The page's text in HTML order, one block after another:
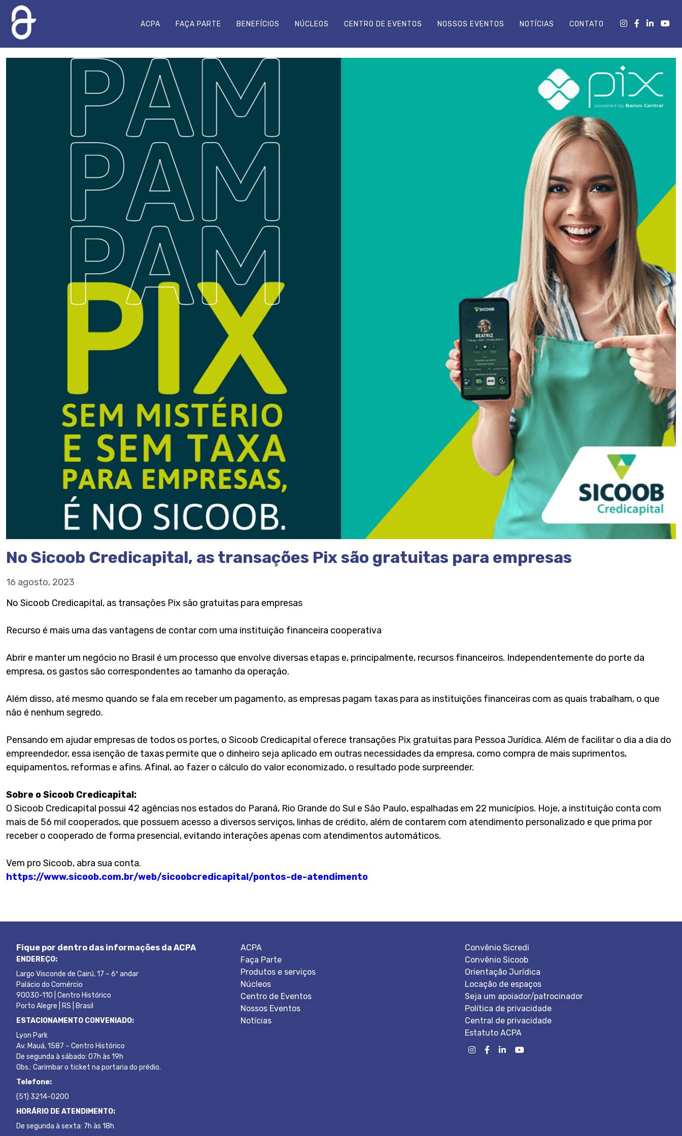
ACPA FAÇA PARTE BENEFÍCIOS NÚCLEOS CENTRO DE EVENTOS NOSSOS EVENTOS NOTÍCIAS CONTATO
No Sicoob Credicapital, as transações Pix são gratuitas para empresas
16 agosto, 2023
No Sicoob Credicapital, as transações Pix são gratuitas para empresas
Recurso é mais uma das vantagens de contar com uma instituição financeira cooperativa
Abrir e manter um negócio no Brasil é um processo que envolve diversas etapas e, principalmente, recursos financeiros. Independentemente do porte da
empresa, os gastos são correspondentes ao tamanho da operação.
Além disso, até mesmo quando se fala em receber um pagamento, as empresas pagam taxas para as instituições financeiras com as quais trabalham, o que
não é nenhum segredo.
Pensando em ajudar empresas de todos os portes, o Sicoob Credicapital oferece transações Pix gratuitas para Pessoa Jurídica. Além de facilitar o dia a dia do
empreendedor, essa isenção de taxas permite que o dinheiro seja aplicado em outras necessidades da empresa, como compra de mais suprimentos,
equipamentos, reformas e afins. Afinal, ao fazer o cálculo do valor economizado, o resultado pode surpreender.
Sobre o Sicoob Credicapital:
O Sicoob Credicapital possui 42 agências nos estados do Paraná, Rio Grande do Sul e São Paulo, espalhadas em 22 municípios. Hoje, a instituição conta com
mais de 56 mil cooperados, que possuem acesso a diversos serviços, linhas de crédito, além de contarem com atendimento personalizado e que prima por
receber o cooperado de forma presencial, evitando interações apenas com atendimentos automáticos.
Vem pro Sicoob, abra sua conta.
https://www.sicoob.com.br/web/sicoobcredicapital/pontos-de-atendimento
Fique por dentro das informações da ACPA
ENDEREÇO:
Largo Visconde de Cairú, 17 – 6º andar
Palácio do Comércio
90030-110 | Centro Histórico
Porto Alegre | RS | Brasil
ESTACIONAMENTO CONVENIADO:
Lyon Park
Av. Mauá, 1587 – Centro Histórico
De segunda à sábado: 07h às 19h
Obs.: Carimbar o ticket na portaria do prédio.
Telefone:
(51) 3214-0200
HORÁRIO DE ATENDIMENTO:
De segunda à sexta: 7h às 18h
ACPA
Faça Parte
Produtos e serviços
Núcleos
Centro de Eventos
Nossos Eventos
Notícias
Convênio Sicredi
Convênio Sicoob
Orientação Jurídica
Locação de espaços
Seja um apoiador/patrocinador
Política de privacidade
Central de privacidade
Estatuto ACPA